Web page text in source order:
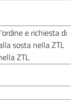
e richiesta di
sosta nella ZTL
ZTL